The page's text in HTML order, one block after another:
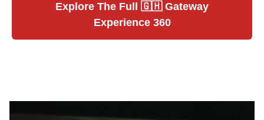
Explore The Full 🇬🇭 Gateway
Experience 360